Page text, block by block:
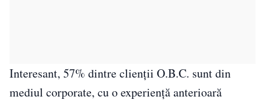
Interesant, 57% dintre clienții O.B.C. sunt din
mediul corporate, cu o experiență anterioară